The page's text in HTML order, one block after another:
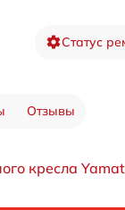
Статус
Отзывы
кресла